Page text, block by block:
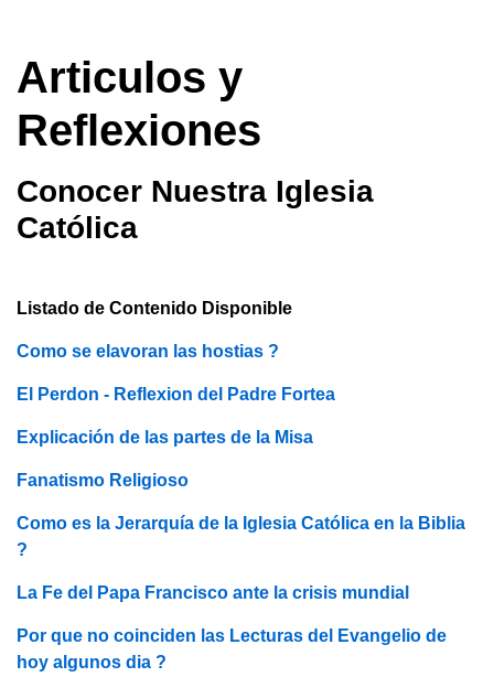
Articulos y
Reflexiones
Conocer Nuestra Iglesia
Católica
Listado de Contenido Disponible
Como se elavoran las hostias ?
El Perdon - Reflexion del Padre Fortea
Explicación de las partes de la Misa
Fanatismo Religioso
Como es la Jerarquía de la Iglesia Católica en la Biblia
?
La Fe del Papa Francisco ante la crisis mundial
Por que no coinciden las Lecturas del Evangelio de
hoy algunos dia ?